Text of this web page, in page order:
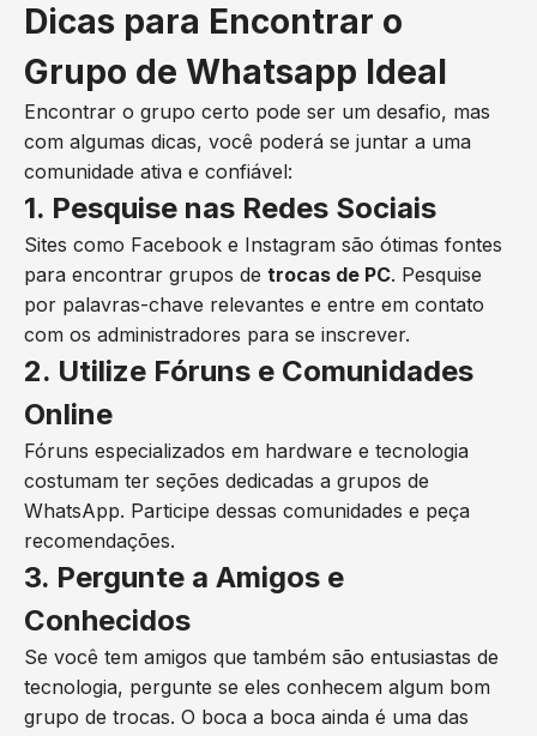
Dicas para Encontrar o
Grupo de Whatsapp Ideal
Encontrar o grupo certo pode ser um desafio, mas
com algumas dicas, você poderá se juntar a uma
comunidade ativa e confiável:
1. Pesquise nas Redes Sociais
Sites como Facebook e Instagram são ótimas fontes
para encontrar grupos de trocas de PC. Pesquise
por palavras-chave relevantes e entre em contato
com os administradores para se inscrever.
2. Utilize Fóruns e Comunidades
Online
Fóruns especializados em hardware e tecnologia
costumam ter seções dedicadas a grupos de
WhatsApp. Participe dessas comunidades e peça
recomendações.
3. Pergunte a Amigos e
Conhecidos
Se você tem amigos que também são entusiastas de
tecnologia, pergunte se eles conhecem algum bom
grupo de trocas. O boca a boca ainda é uma das